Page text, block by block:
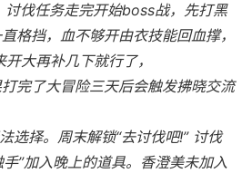
伐任务走完开始boss战，先打黑
格挡，血不够开由衣技能回血撑，
大再补几下就行了，
完了大冒险三天后会触发拂晓交流
选择。周末解锁“去讨伐吧!” 讨伐
手”加入晚上的道具。香澄美未加入